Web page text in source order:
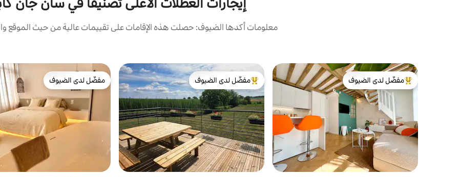
معلومات أكدها الضيوف: حصلت هذه الإقامات على تقييمات عالية من حيث الموقع
من أبرز البيوت المفضّلة لدى الضيوف
مفضّل لدى الضيوف
من أبرز البيوت المفضّلة لدى الضيوف
مفضّل لدى الضيوف
مفضّل لدى الضيوف
مفضّل لدى الضيوف